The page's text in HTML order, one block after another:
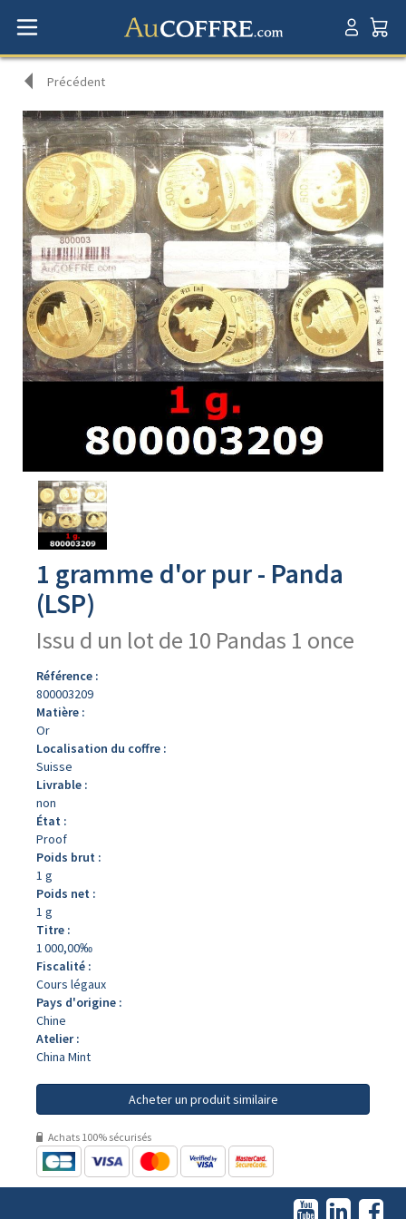
Précédent
Avers
produit
1 gramme d'or pur - Panda
(LSP)
Issu d un lot de 10 Pandas 1 once
Référence :
800003209
Matière :
Or
Localisation du coffre :
Suisse
Livrable :
non
État :
Proof
Poids brut :
1 g
Poids net :
1 g
Titre :
1 000,00‰
Fiscalité :
Cours légaux
Pays d'origine :
Chine
Atelier :
China Mint
Acheter un produit similaire
Achats 100% sécurisés